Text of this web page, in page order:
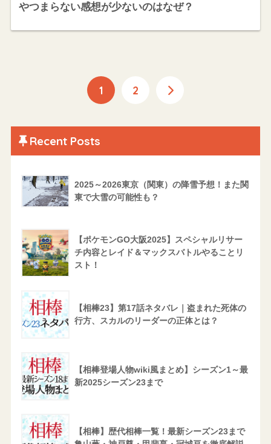
やつまらない感想が少ないのはなぜ？
1 2
Recent Posts
2025～2026東京（関東）の降雪予想！また関
東で大雪の可能性も？
【ポケモンGO大阪2025】スペシャルリサー
チ内容とレイド＆マックスバトルやることリ
スト！
【相棒23】第17話ネタバレ｜盗まれた死体の
行方、スカルのリーダーの正体とは？
【相棒登場人物wiki風まとめ】シーズン1～最
新2025シーズン23まで
【相棒】歴代相棒一覧！最新シーズン23まで